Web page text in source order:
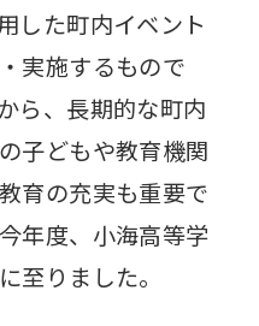
した町内イベント
実施するもので
ら、長期的な町内
子どもや教育機関
育の充実も重要で
年度、小海高等学
至りました。